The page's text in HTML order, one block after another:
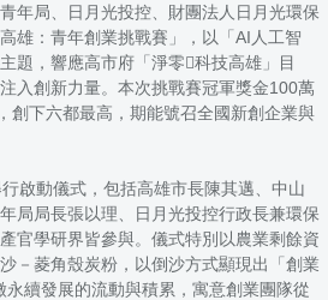
年局、日月光投控、財團法人日月光環保
雄：青年創業挑戰賽」，以「AI人工智
題，響應高市府「淨零科技高雄」目
入創新力量。本次挑戰賽冠軍獎金100萬
創下六都最高，期能號召全國新創企業與
啟動儀式，包括高雄市長陳其邁、中山
局局長張以理、日月光投控行政長兼環保
官學研界皆參與。儀式特別以農業剩餘資
－菱角殼炭粉，以倒沙方式顯現出「創業
續發展的流動與積累，寓意創業團隊從